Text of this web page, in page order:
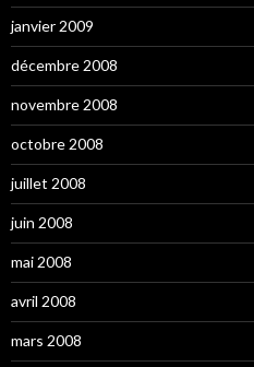
janvier 2009
décembre 2008
novembre 2008
octobre 2008
juillet 2008
juin 2008
mai 2008
avril 2008
mars 2008